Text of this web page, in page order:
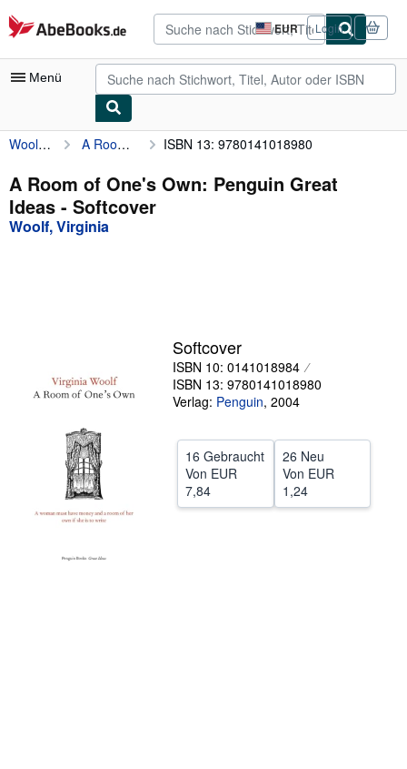
Zum Hauptinhalt
AbeBooks.de EUR
Seite
der
Einkaufseinstellungen.
Login
Menü
Nutzerkonto
Meine Bestellungen
Detailsuche
Sammlungen
Hilfe
Woolf, Virginia A Room of One's Own: Penguin Great Ideas ISBN 13: 9780141018980
A Room of One's Own: Penguin Great
Ideas - Softcover
Woolf, Virginia
Softcover
ISBN 10: 0141018984
ISBN 13: 9780141018980
Verlag: Penguin, 2004
16 Gebraucht
Von EUR
7,84
26 Neu
Von EUR
1,24